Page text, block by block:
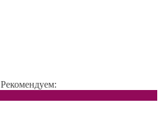
Рекомендуем: